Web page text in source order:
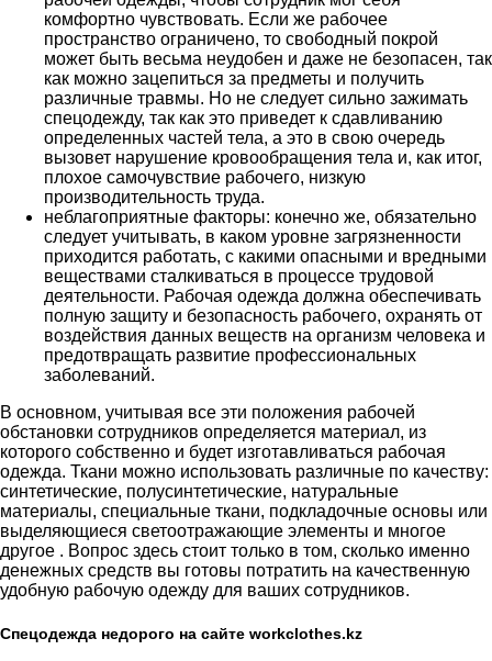
комфортно чувствовать. Если же рабочее
пространство ограничено, то свободный покрой
может быть весьма неудобен и даже не безопасен, так
как можно зацепиться за предметы и получить
различные травмы. Но не следует сильно зажимать
спецодежду, так как это приведет к сдавливанию
определенных частей тела, а это в свою очередь
вызовет нарушение кровообращения тела и, как итог,
плохое самочувствие рабочего, низкую
производительность труда.
неблагоприятные факторы: конечно же, обязательно
следует учитывать, в каком уровне загрязненности
приходится работать, с какими опасными и вредными
веществами сталкиваться в процессе трудовой
деятельности. Рабочая одежда должна обеспечивать
полную защиту и безопасность рабочего, охранять от
воздействия данных веществ на организм человека и
предотвращать развитие профессиональных
заболеваний.
В основном, учитывая все эти положения рабочей
обстановки сотрудников определяется материал, из
которого собственно и будет изготавливаться рабочая
одежда. Ткани можно использовать различные по качеству:
синтетические, полусинтетические, натуральные
материалы, специальные ткани, подкладочные основы или
выделяющиеся светоотражающие элементы и многое
другое . Вопрос здесь стоит только в том, сколько именно
денежных средств вы готовы потратить на качественную
удобную рабочую одежду для ваших сотрудников.
Спецодежда недорого на сайте workclothes.kz